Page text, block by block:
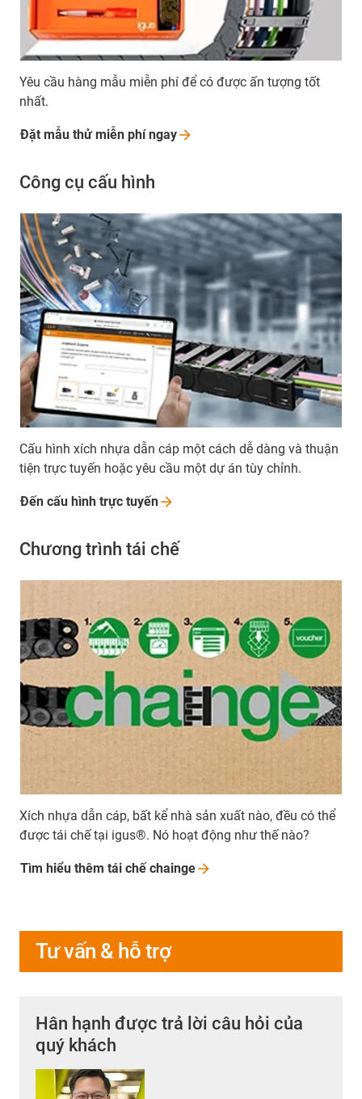
Yêu cầu hàng mẫu miễn phí để có được ấn tượng tốt
nhất.
Đặt mẫu thử miễn phíngay
Công cụ cấu hình
Cấu hình xích nhựa dẫn cáp một cách dễ dàng và thuận
tiện trực tuyến hoặc yêu cầu một dự án tùy chỉnh.
Đến cấu hình trực tuyến
Chương trình tái chế
Xích nhựa dẫn cáp, bất kể nhà sản xuất nào, đều có thể
được tái chế tại igus®. Nó hoạt động như thế nào?
Tìm hiểu thêm tái chế chainge
Tư vấn & hỗ trợ
Hân hạnh được trả lời câu hỏi của
quý khách